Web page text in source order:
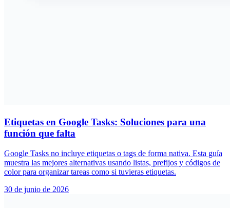
Etiquetas en Google Tasks: Soluciones para una
función que falta
Google Tasks no incluye etiquetas o tags de forma nativa. Esta guía
muestra las mejores alternativas usando listas, prefijos y códigos de
color para organizar tareas como si tuvieras etiquetas.
30 de junio de 2026